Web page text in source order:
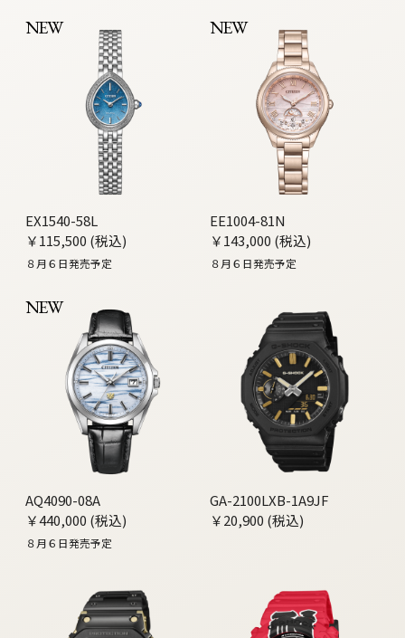
NEW
EX1540-58L
￥115,500 (税込)
８月６日発売予定
NEW
EE1004-81N
￥143,000 (税込)
８月６日発売予定
NEW
AQ4090-08A
￥440,000 (税込)
８月６日発売予定
GA-2100LXB-1A9JF
￥20,900 (税込)